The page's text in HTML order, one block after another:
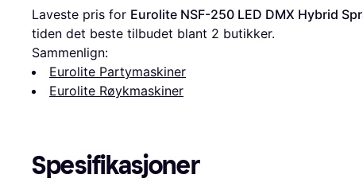
Laveste pris for Eurolite NSF-250 LED DMX Hybrid
tiden det beste tilbudet blant 2 butikker.
Sammenlign:
Eurolite Partymaskiner
Eurolite Røykmaskiner
Spesifikasjoner